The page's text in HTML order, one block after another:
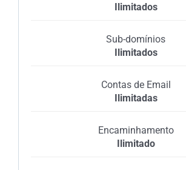
Ilimitados
Sub-domínios
Ilimitados
Contas de Email
Ilimitadas
Encaminhamento
Ilimitado